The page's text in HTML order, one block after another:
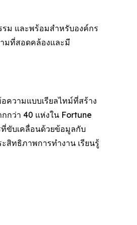
รม และพร้อมสำหรับองค์กร
มที่สอดคล้องและมี
ความแบบเรียลไทม์ที่สร้าง
กว่า 40 แห่งใน Fortune
ขับเคลื่อนด้วยข้อมูลกับ
สิทธิภาพการทำงาน เรียนรู้